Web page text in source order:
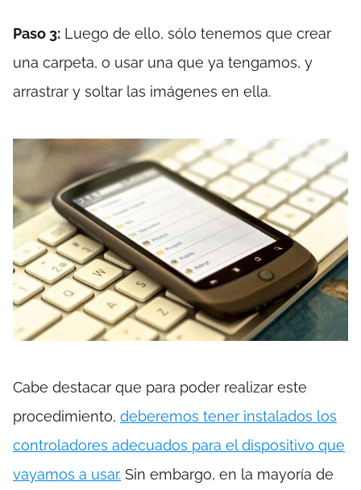
Paso 3: Luego de ello, sólo tenemos que crear
una carpeta, o usar una que ya tengamos, y
arrastrar y soltar las imágenes en ella.
Cabe destacar que para poder realizar este
procedimiento, deberemos tener instalados los
controladores adecuados para el dispositivo que
vayamos a usar. Sin embargo, en la mayoría de